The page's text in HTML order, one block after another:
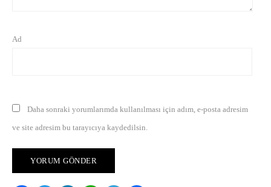
Ad
Daha sonraki yorumlarımda kullanılması için adım, e-posta adresim
ve site adresim bu tarayıcıya kaydedilsin.